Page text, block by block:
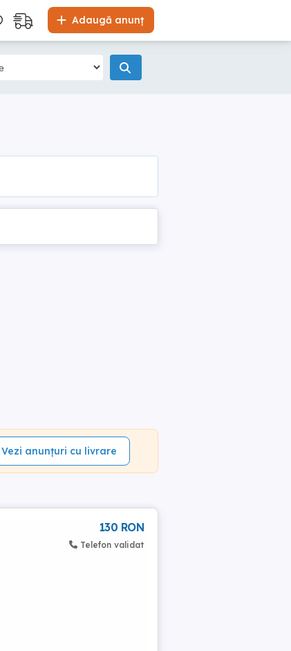
Adaugă anunț
Vezi anunțuri cu livrare
130 RON
Telefon validat